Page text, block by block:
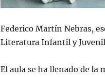
Federico Martín Nebras,
Literatura Infantil y
El aula se ha llenado de la